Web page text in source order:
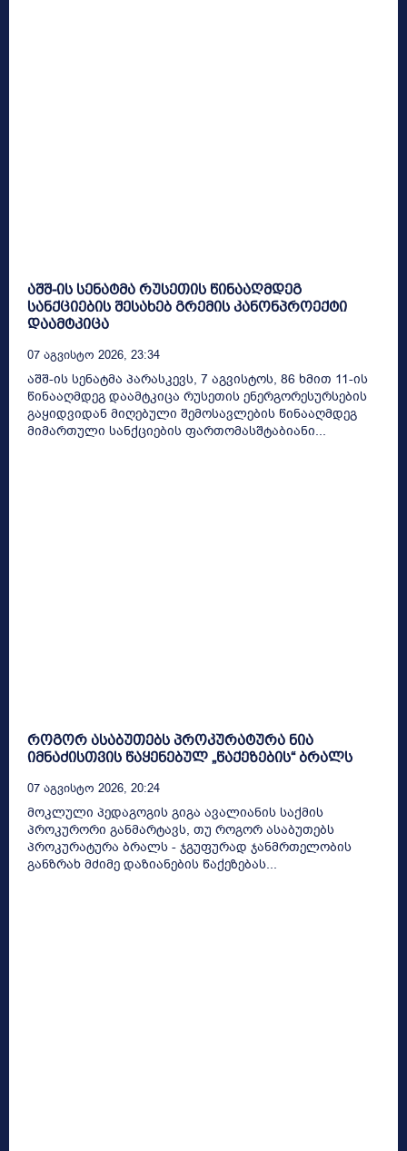
აშშ-ის სენატმა რუსეთის წინააღმდეგ
სანქციების შესახებ გრემის კანონპროექტი
დაამტკიცა
07 Აგვისტო 2026, 23:34
აშშ-ის სენატმა პარასკევს, 7 აგვისტოს, 86 ხმით 11-ის
წინააღმდეგ დაამტკიცა რუსეთის ენერგორესურსების
გაყიდვიდან მიღებული შემოსავლების წინააღმდეგ
მიმართული სანქციების ფართომასშტაბიანი...
როგორ ასაბუთებს პროკურატურა ნია
იმნაძისთვის წაყენებულ „წაქეზების“ ბრალს
07 Აგვისტო 2026, 20:24
მოკლული პედაგოგის გიგა ავალიანის საქმის
პროკურორი განმარტავს, თუ როგორ ასაბუთებს
პროკურატურა ბრალს - ჯგუფურად ჯანმრთელობის
განზრახ მძიმე დაზიანების წაქეზებას...